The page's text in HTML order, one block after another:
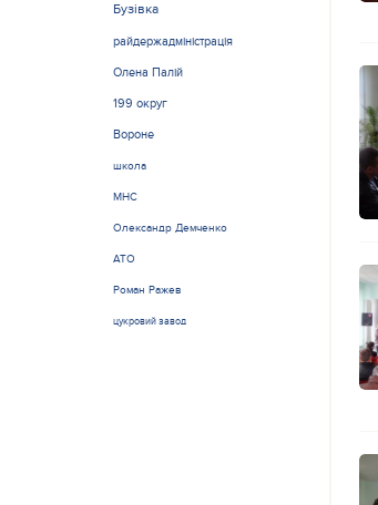
Бузівка
райдержадміністрація
Олена Палій
199 округ
Вороне
школа
МНС
Олександр Демченко
АТО
Роман Ражев
цукровий завод